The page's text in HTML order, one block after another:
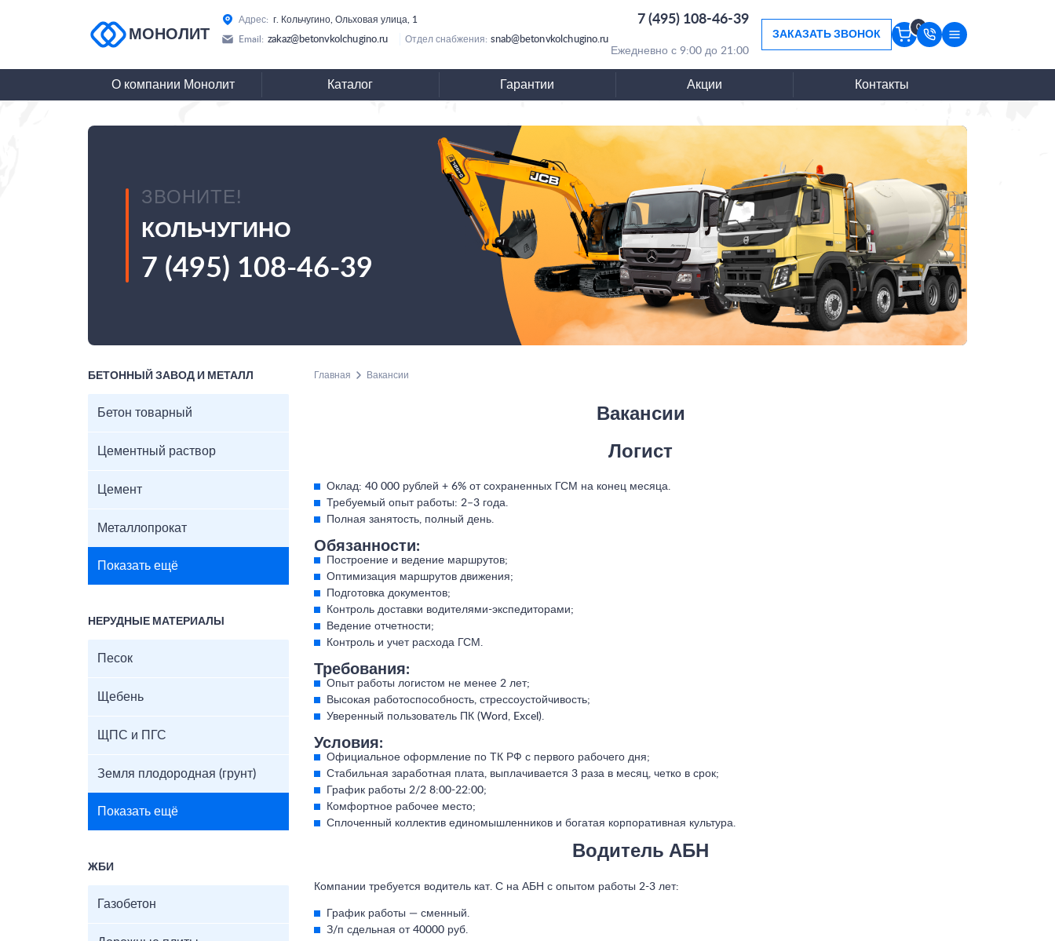
МОНОЛИТ
Адрес: г. Кольчугино, Ольховая улица, 1 7 (495) 108-46-39
Email: zakaz@betonvkolchugino.ru Отдел снабжения: snab@betonvkolchugino.ru
Ежедневно с 9:00 до 21:00
ЗАКАЗАТЬ ЗВОНОК
0
О компании Монолит Каталог Гарантии Акции Контакты
ЗВОНИТЕ!
КОЛЬЧУГИНО
7 (495) 108-46-39
БЕТОННЫЙ ЗАВОД И МЕТАЛЛ
Бетон товарный
Цементный раствор
Цемент
Металлопрокат
Показать ещё
НЕРУДНЫЕ МАТЕРИАЛЫ
Песок
Щебень
ЩПС и ПГС
Земля плодородная (грунт)
Показать ещё
ЖБИ
Газобетон
Главная Вакансии
Вакансии
Логист
Оклад: 40 000 рублей + 6% от сохраненных ГСМ на конец месяца.
Требуемый опыт работы: 2–3 года.
Полная занятость, полный день.
Обязанности:
Построение и ведение маршрутов;
Оптимизация маршрутов движения;
Подготовка документов;
Контроль доставки водителями-экспедиторами;
Ведение отчетности;
Контроль и учет расхода ГСМ.
Требования:
Опыт работы логистом не менее 2 лет;
Высокая работоспособность, стрессоустойчивость;
Уверенный пользователь ПК (Word, Excel).
Условия:
Официальное оформление по ТК РФ с первого рабочего дня;
Стабильная заработная плата, выплачивается 3 раза в месяц, четко в срок;
График работы 2/2 8:00-22:00;
Комфортное рабочее место;
Сплоченный коллектив единомышленников и богатая корпоративная культура.
Водитель АБН
Компании требуется водитель кат. С на АБН с опытом работы 2-3 лет:
График работы — сменный.
З/п сдельная от 40000 руб.